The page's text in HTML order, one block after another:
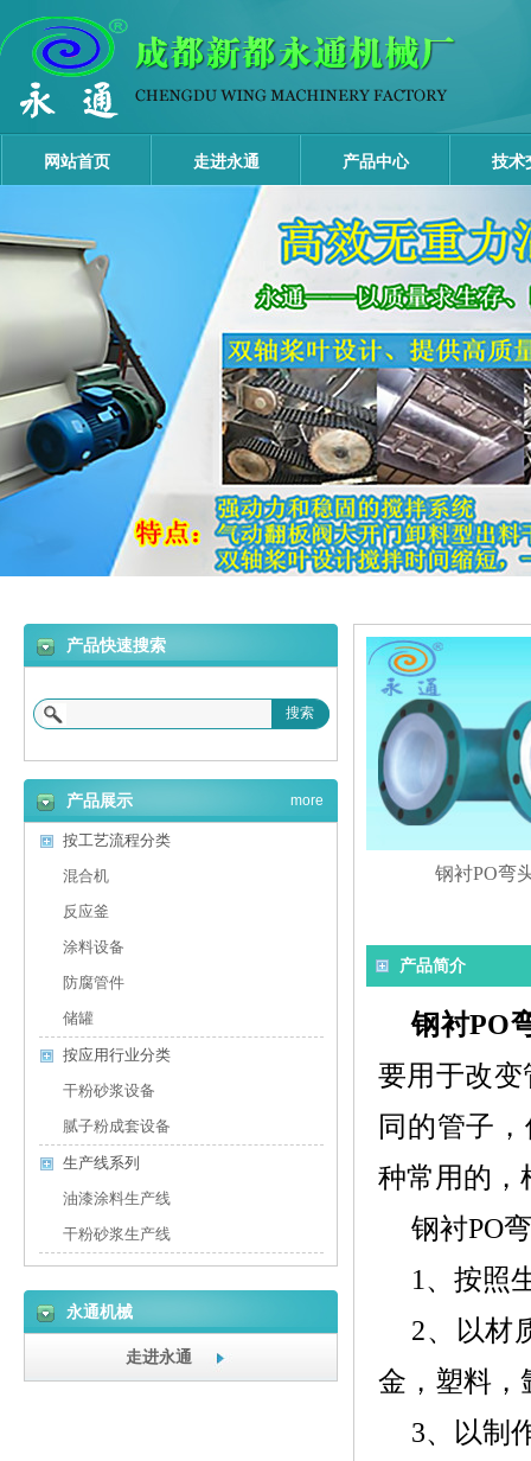
网站首页 走进永通 产品中心 技术
钢衬PO弯
产品简介
钢衬PO
要用于改
同的管子
种常用的，
钢衬PO
1、按照
2、以材
金，塑料，
3、以制
产品快速搜索
搜索
产品展示
按工艺流程分类
混合机
反应釜
涂料设备
防腐管件
储罐
按应用行业分类
干粉砂浆设备
腻子粉成套设备
生产线系列
油漆涂料生产线
干粉砂浆生产线
more
永通机械
走进永通